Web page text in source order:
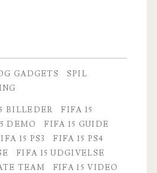
GADGETS
SPIL
BILLEDER
FIFA 15
DEMO
FIFA 15 GUIDE
15 PS3
FIFA 15 PS4
FIFA 15 UDGIVELSE
TEAM
FIFA 15 VIDEO